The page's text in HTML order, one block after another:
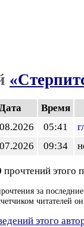
Время
05:41
09:34
прочтений этого
за
читателей
этого